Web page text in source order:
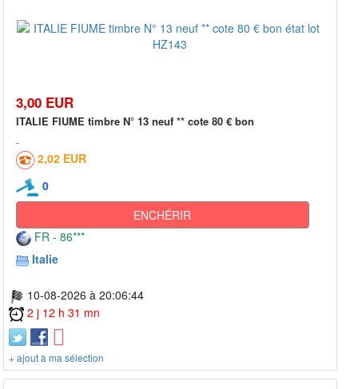
3,00 EUR
ITALIE FIUME timbre N° 13 neuf ** cote 80 € bon
2,02 EUR
0
ENCHÉRIR
FR - 86***
Italie
10-08-2026 à 20:06:44
2 j 12 h 31 mn
+ ajout à ma sélection